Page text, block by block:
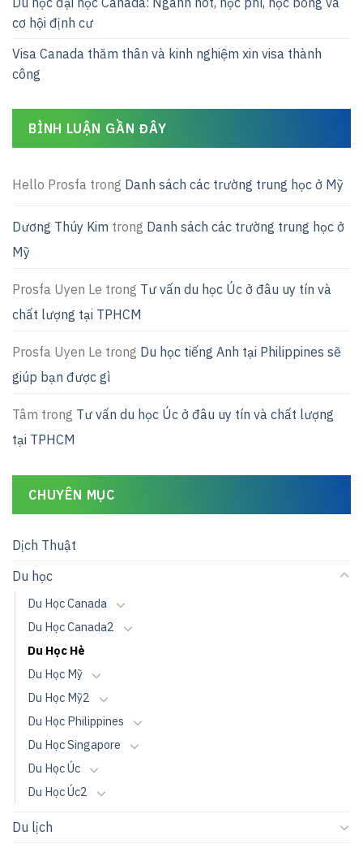
cơ hội định cư
Visa Canada thăm thân và kinh nghiệm xin visa thành
công
BÌNH LUẬN GẦN ĐÂY
Hello Prosfa trong Danh sách các trường trung học ở Mỹ
Dương Thúy Kim trong Danh sách các trường trung học ở
Mỹ
Prosfa Uyen Le trong Tư vấn du học Úc ở đâu uy tín và
chất lượng tại TPHCM
Prosfa Uyen Le trong Du học tiếng Anh tại Philippines sẽ
giúp bạn được gì
Tâm trong Tư vấn du học Úc ở đâu uy tín và chất lượng
tại TPHCM
CHUYÊN MỤC
Dịch Thuật
Du học
Du Học Canada
Du Học Canada2
Du Học Hè
Du Học Mỹ
Du Học Mỹ2
Du Học Philippines
Du Học Singapore
Du Học Úc
Du Học Úc2
Du lịch